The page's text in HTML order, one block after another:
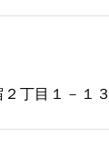
丁目１－１３